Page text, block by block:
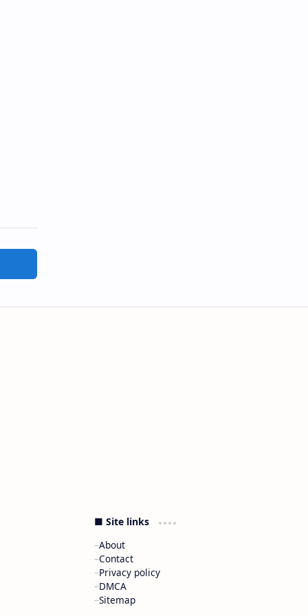
■ Site links
About
Contact
Privacy policy
DMCA
Sitemap